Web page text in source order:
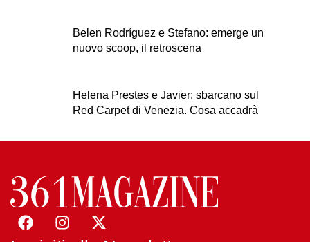
Belen Rodríguez e Stefano: emerge un
nuovo scoop, il retroscena
Helena Prestes e Javier: sbarcano sul
Red Carpet di Venezia. Cosa accadrà